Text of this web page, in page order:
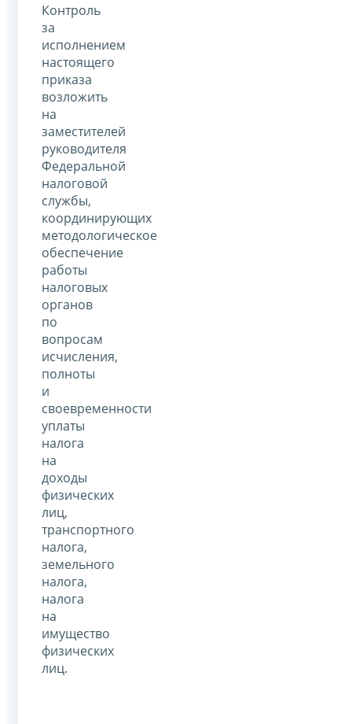
Контроль
за
исполнением
настоящего
приказа
возложить
на
заместителей
руководителя
Федеральной
налоговой
службы,
координирующих
методологическое
обеспечение
работы
налоговых
органов
по
вопросам
исчисления,
полноты
и
своевременности
уплаты
налога
на
доходы
физических
лиц,
транспортного
налога,
земельного
налога,
налога
на
имущество
физических
лиц.